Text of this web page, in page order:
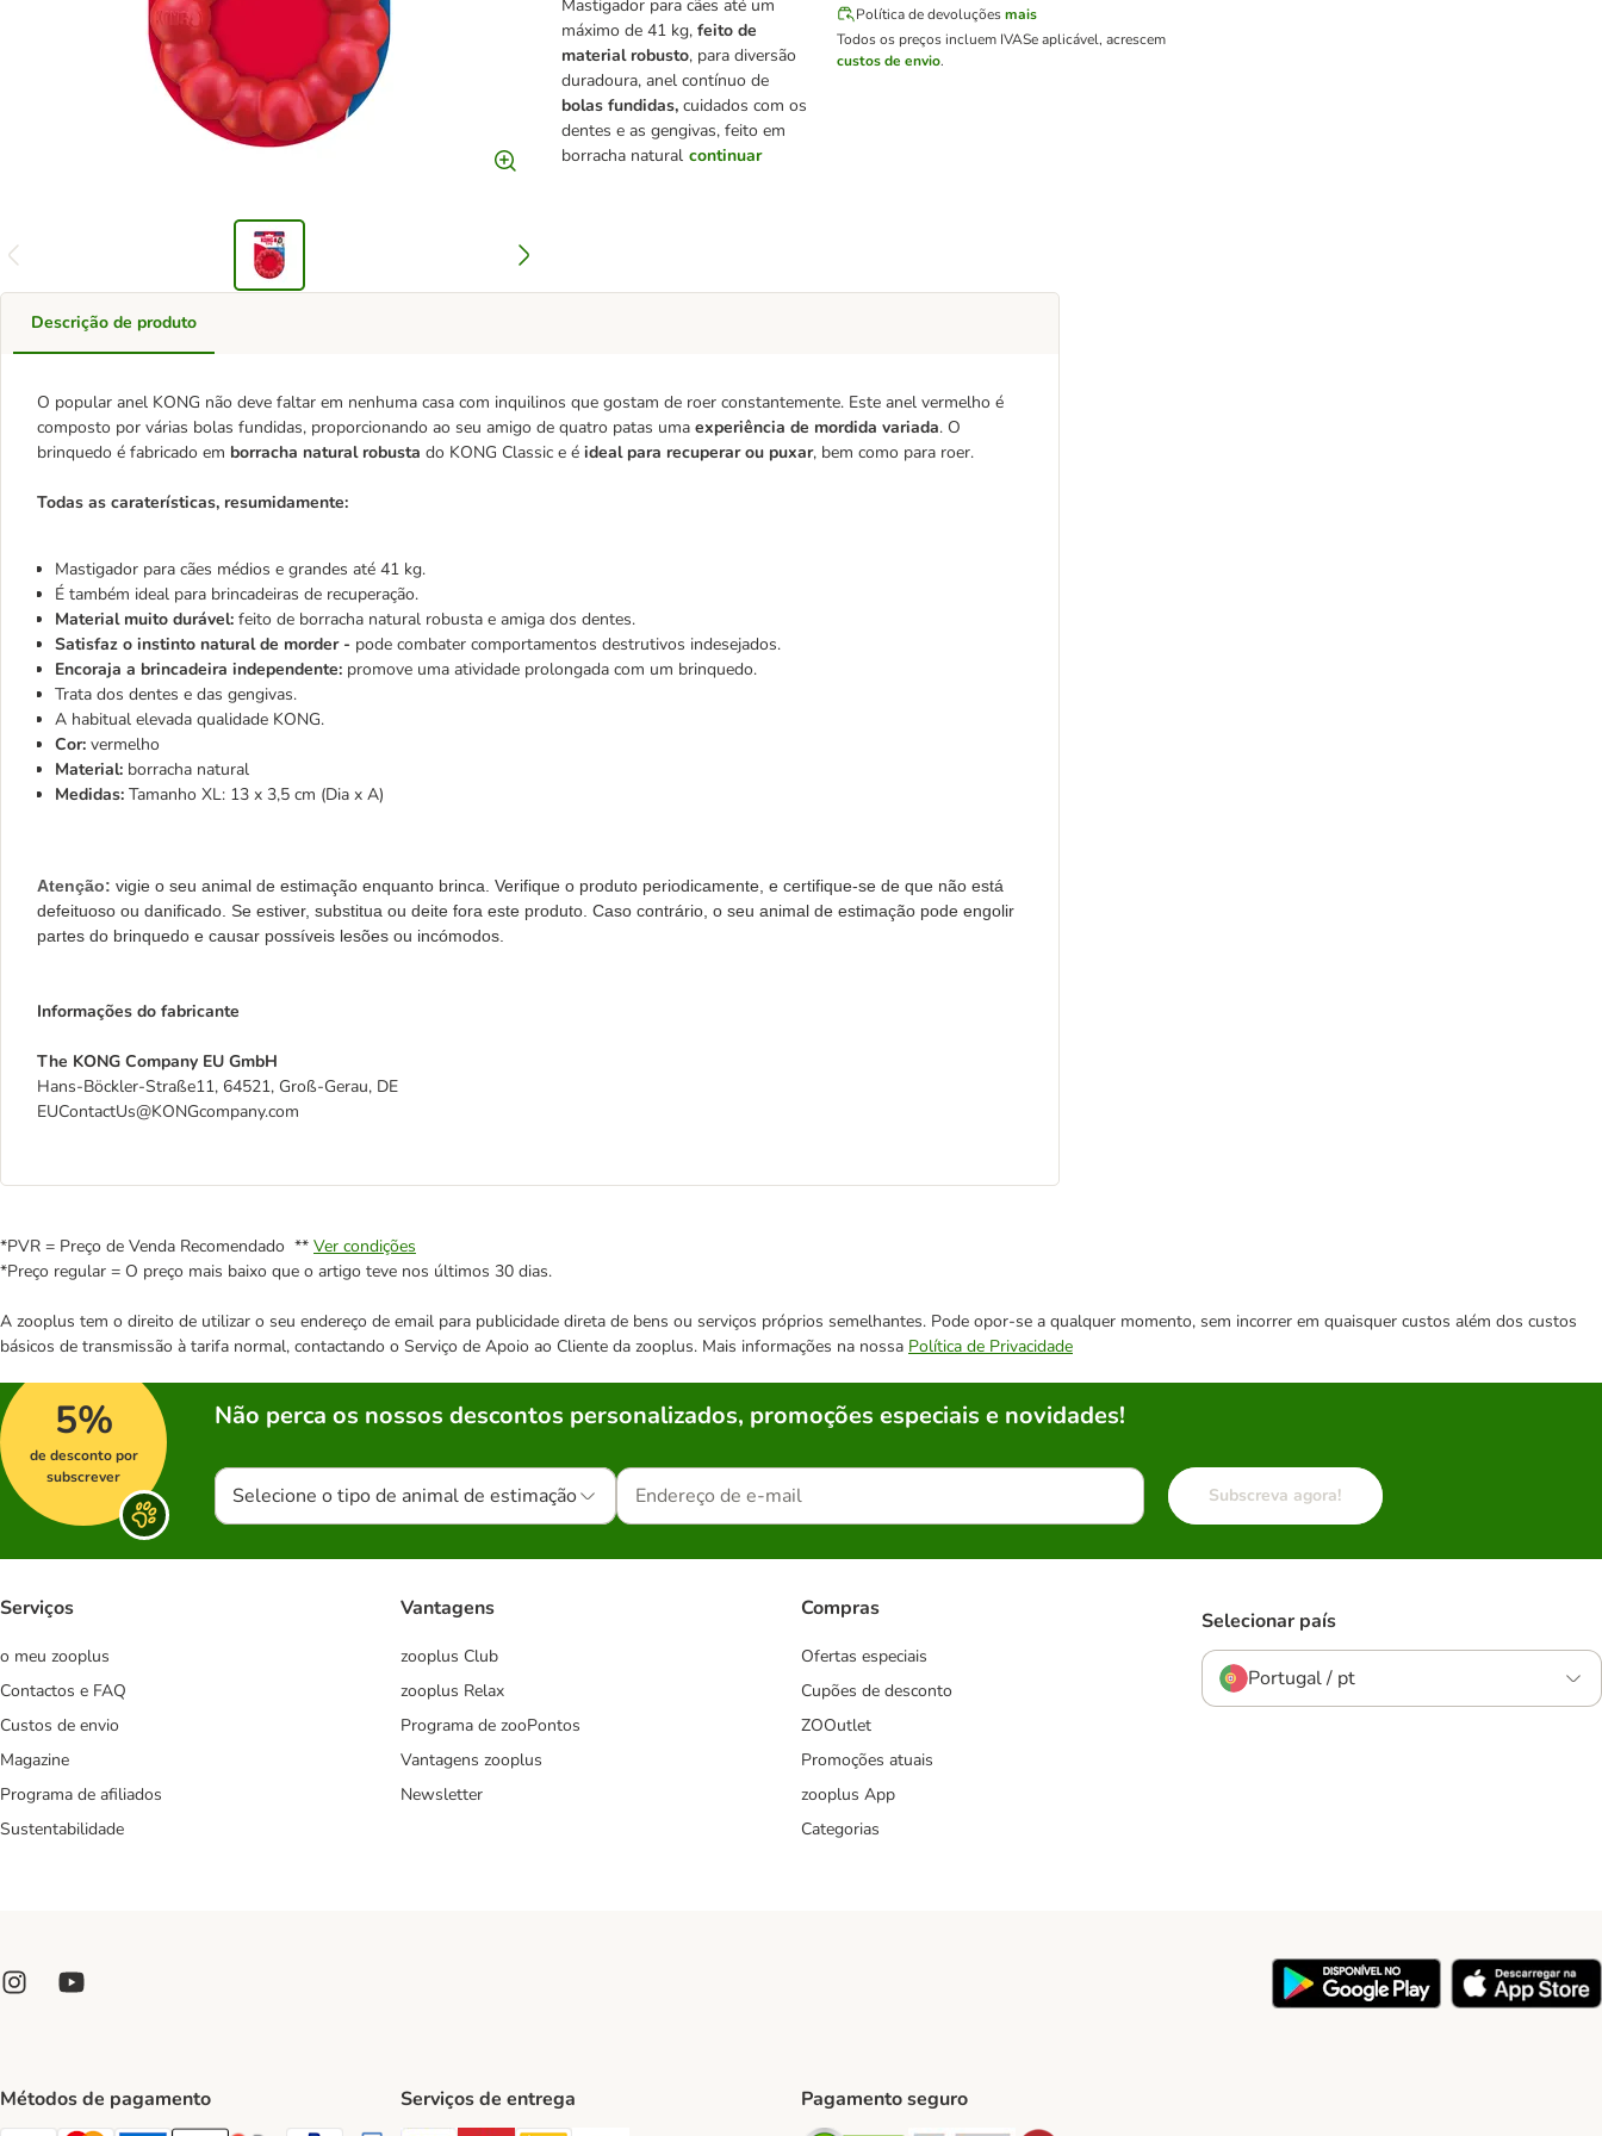
Mastigador para cães até um
máximo de 41 kg, feito de
material robusto, para diversão
duradoura, anel contínuo de
bolas fundidas, cuidados com os
dentes e as gengivas, feito em
borracha natural continuar
Política de devoluçõesmais
Todos os preços incluem IVASe aplicável, acrescem
custos de envio.
Descrição de produto
O popular anel KONG não deve faltar em nenhuma casa com inquilinos que gostam de roer constantemente. Este anel vermelho é
composto por várias bolas fundidas, proporcionando ao seu amigo de quatro patas uma experiência de mordida variada. O
brinquedo é fabricado em borracha natural robusta do KONG Classic e é ideal para recuperar ou puxar, bem como para roer.
Todas as caraterísticas, resumidamente:
Mastigador para cães médios e grandes até 41 kg.
É também ideal para brincadeiras de recuperação.
Material muito durável: feito de borracha natural robusta e amiga dos dentes.
Satisfaz o instinto natural de morder - pode combater comportamentos destrutivos indesejados.
Encoraja a brincadeira independente: promove uma atividade prolongada com um brinquedo.
Trata dos dentes e das gengivas.
A habitual elevada qualidade KONG.
Cor: vermelho
Material: borracha natural
Medidas: Tamanho XL: 13 x 3,5 cm (Dia x A)
Atenção: vigie o seu animal de estimação enquanto brinca. Verifique o produto periodicamente, e certifique-se de que não está
defeituoso ou danificado. Se estiver, substitua ou deite fora este produto. Caso contrário, o seu animal de estimação pode engolir
partes do brinquedo e causar possíveis lesões ou incómodos.
Informações do fabricante
The KONG Company EU GmbH
Hans-Böckler-Straße11, 64521, Groß-Gerau, DE
EUContactUs@KONGcompany.com
*PVR = Preço de Venda Recomendado ** Ver condições
*Preço regular = O preço mais baixo que o artigo teve nos últimos 30 dias.
A zooplus tem o direito de utilizar o seu endereço de email para publicidade direta de bens ou serviços próprios semelhantes. Pode opor-se a qualquer momento, sem incorrer em quaisquer custos além dos custos
básicos de transmissão à tarifa normal, contactando o Serviço de Apoio ao Cliente da zooplus. Mais informações na nossa Política de Privacidade
5%
de desconto por
subscrever
Não perca os nossos descontos personalizados, promoções especiais e novidades!
Selecione o tipo de animal de estimação Subscreva agora!
Serviços
o meu zooplus
Contactos e FAQ
Custos de envio
Magazine
Programa de afiliados
Sustentabilidade
Vantagens
zooplus Club
zooplus Relax
Programa de zooPontos
Vantagens zooplus
Newsletter
Compras
Ofertas especiais
Cupões de desconto
ZOOutlet
Promoções atuais
zooplus App
Categorias
Selecionar país
Portugal / pt
Métodos de pagamento Serviços de entrega Pagamento seguro